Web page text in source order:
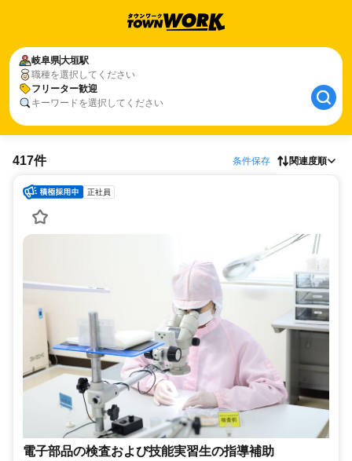
岐阜県大垣駅
職種を選択してください
フリーター歓迎
キーワードを選択してください
417件 条件保存 関連度順
正社員
電子部品の検査および技能実習生の指導補助